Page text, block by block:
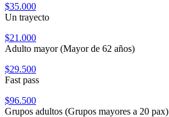
$35.000
Un trayecto
$21.000
Adulto mayor (Mayor de 62 años)
$29.500
Fast pass
$96.500
Grupos adultos (Grupos mayores a 20 pax)